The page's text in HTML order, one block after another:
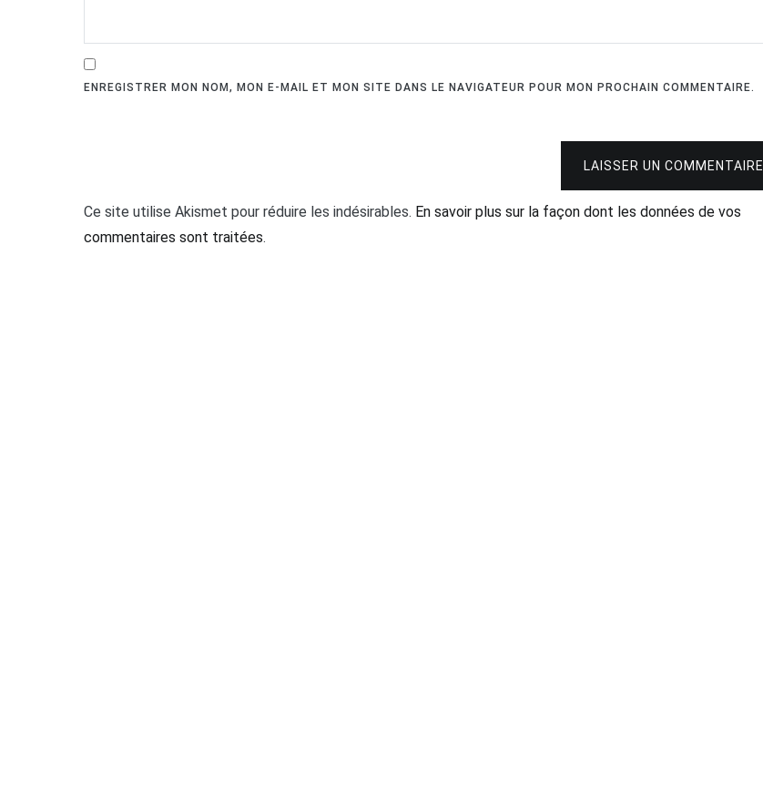
ENREGISTRER MON NOM, MON E-MAIL ET MON SITE DANS LE NAVIGATEUR POUR MON PROCHAIN COMMENTAIRE.
LAISSER UN COMMENTAIRE
Ce site utilise Akismet pour réduire les indésirables. En savoir plus sur la façon dont les données de vos
commentaires sont traitées.